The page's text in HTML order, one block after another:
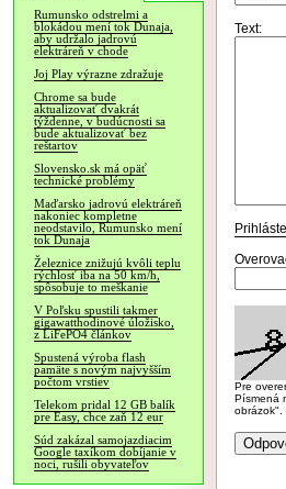
Rumunsko odstrelmi a
blokádou mení tok Dunaja,
aby udržalo jadrovú
elektráreň v chode
Joj Play výrazne zdražuje
Chrome sa bude
aktualizovať dvakrát
týždenne, v budúcnosti sa
bude aktualizovať bez
reštartov
Slovensko.sk má opäť
technické problémy
Maďarsko jadrovú elektráreň
nakoniec kompletne
neodstavilo, Rumunsko mení
tok Dunaja
Železnice znižujú kvôli teplu
rýchlosť iba na 50 km/h,
spôsobuje to meškanie
V Poľsku spustili takmer
gigawatthodinové úložisko,
z LiFePO4 článkov
Spustená výroba flash
pamäte s novým najvyšším
počtom vrstiev
Telekom pridal 12 GB balík
pre Easy, chce zaň 12 eur
Súd zakázal samojazdiacim
Google taxíkom dobíjanie v
noci, rušili obyvateľov
Text:
Pre
Písmená
obrázok".